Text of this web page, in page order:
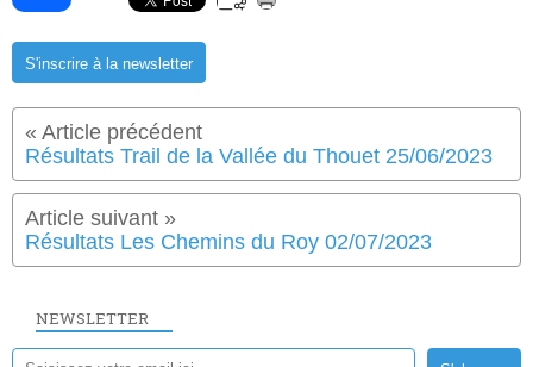
S'inscrire à la newsletter
Résultats Trail de la Vallée du Thouet 25/06/2023
Résultats Les Chemins du Roy 02/07/2023
NEWSLETTER